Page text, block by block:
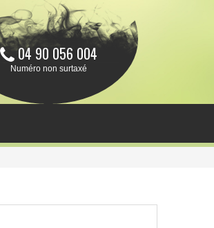
04 90 056 004
Numéro non surtaxé